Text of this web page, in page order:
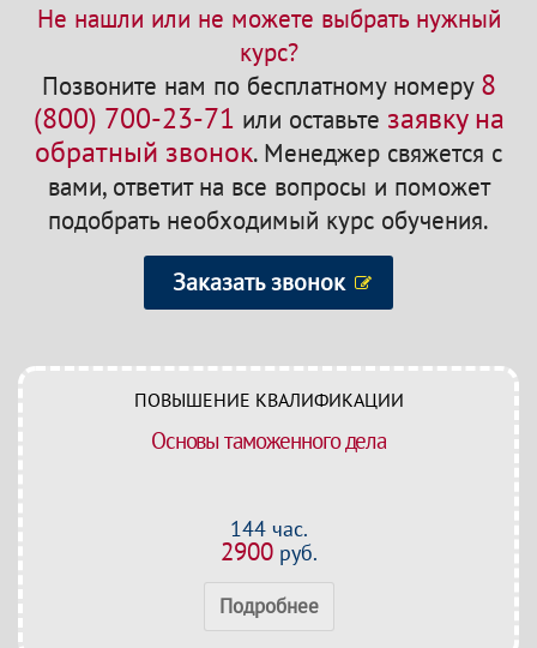
Не нашли или не можете выбрать нужный
курс?
Позвоните нам по бесплатному номеру 8
(800) 700-23-71 или оставьте заявку на
обратный звонок.Менеджер свяжется с
вами, ответит на все вопросы и поможет
подобрать необходимый курс обучения.
Заказать звонок
ПОВЫШЕНИЕ КВАЛИФИКАЦИИ
Основы таможенного дела
144 час.
2900руб.
Подробнее